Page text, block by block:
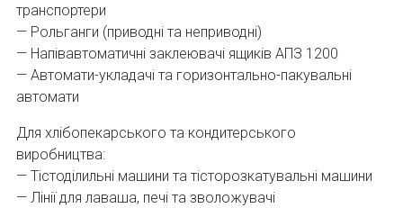
транспортери
— Рольганги (приводні та неприводні)
— Напівавтоматичні заклеювачі ящиків АПЗ 1200
— Автомати-укладачі та горизонтально-пакувальні
автомати
Для хлібопекарського та кондитерського
виробництва:
— Тістоділильні машини та тісторозкатувальні машини
— Лінії для лаваша, печі та зволожувачі